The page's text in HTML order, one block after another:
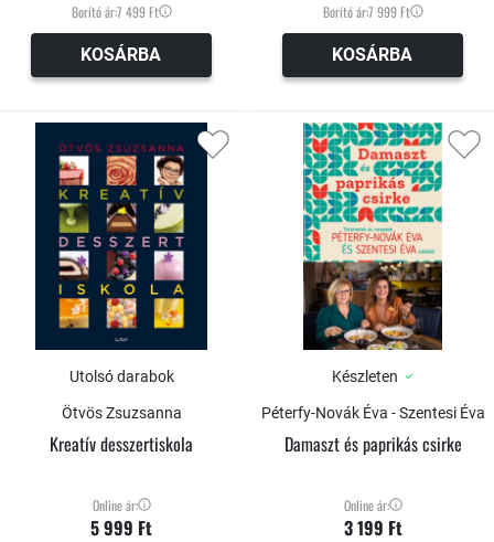
Borító ár:7 499 Ft
KOSÁRBA
Borító ár:7 999 Ft
KOSÁRBA
Utolsó darabok
Ötvös Zsuzsanna
Kreatív desszertiskola
Online ár:
5 999 Ft
Készleten
Péterfy-Novák Éva - Szentesi Éva
Damaszt és paprikás csirke
Online ár:
3 199 Ft